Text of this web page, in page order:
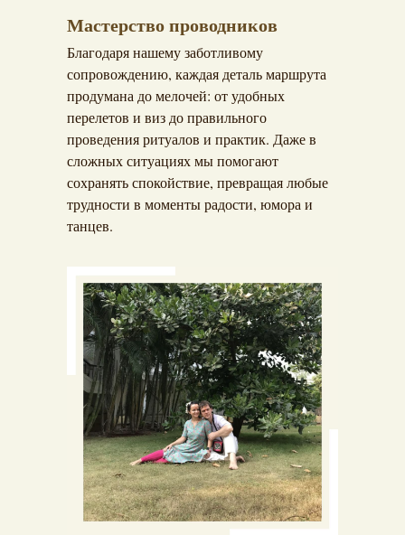
Благодаря нашему заботливому
сопровождению, каждая деталь маршрута
продумана до мелочей: от удобных
перелетов и виз до правильного
проведения ритуалов и практик. Даже в
сложных ситуациях мы помогают
сохранять спокойствие, превращая любые
трудности в моменты радости, юмора и
танцев.
Мастерство проводников